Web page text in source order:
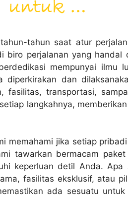
tahun saat atur
biro perjalanan yang
mempunyai ilmu
diperkirakan dan
fasilitas, transportasi,
langkahnya,
memahami jika setiap
tawarkan bermacam
keperluan detil Anda.
fasilitas eksklusif, atau
ada sesuatu